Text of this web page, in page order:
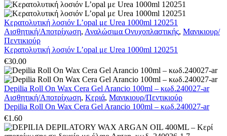
Κερατολυτική λοσιόν L’opal με Urea 1000ml 120251
Αισθητική/Αποτρίχωση, Αναλώσιμα Ονυχοπλαστικής, Μανικιουρ/
Πεντικιούρ
Κερατολυτική λοσιόν L’opal με Urea 1000ml 120251
€30.00
Depilia Roll On Wax Cera Gel Arancio 100ml – κωδ.240027-ar
Αισθητική/Αποτρίχωση, Κεριά, Μανικιουρ/Πεντικιούρ
Depilia Roll On Wax Cera Gel Arancio 100ml – κωδ.240027-ar
€1.60